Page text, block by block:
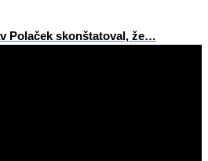
Polaček skonštatoval, že…